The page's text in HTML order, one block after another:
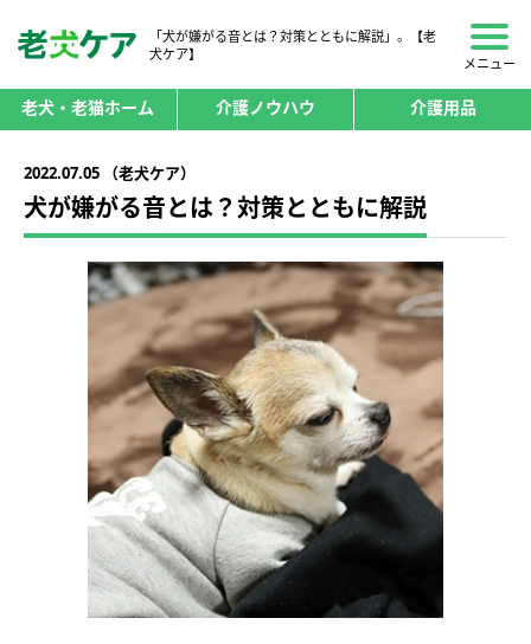
「犬が嫌がる音とは？対策とともに解説」。【老
犬ケア】
メニュー
老犬・老猫ホーム 介護ノウハウ 介護用品
2022.07.05 （老犬ケア）
犬が嫌がる音とは？対策とともに解説